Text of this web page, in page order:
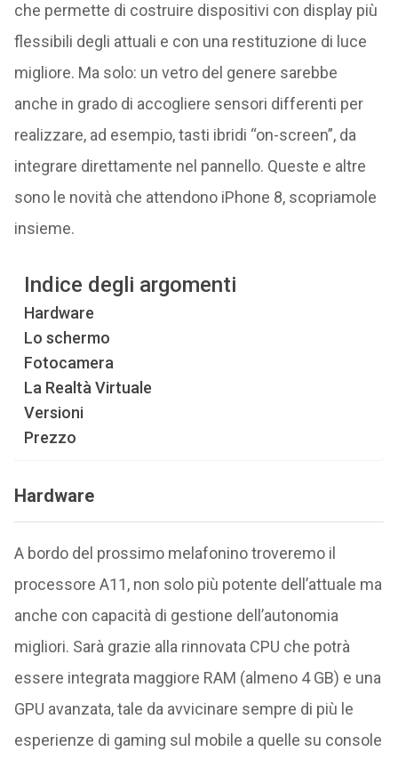
che permette di costruire dispositivi con display più
flessibili degli attuali e con una restituzione di luce
migliore. Ma solo: un vetro del genere sarebbe
anche in grado di accogliere sensori differenti per
realizzare, ad esempio, tasti ibridi “on-screen”, da
integrare direttamente nel pannello. Queste e altre
sono le novità che attendono iPhone 8, scopriamole
insieme.
Indice degli argomenti
Hardware
Lo schermo
Fotocamera
La Realtà Virtuale
Versioni
Prezzo
Hardware
A bordo del prossimo melafonino troveremo il
processore A11, non solo più potente dell’attuale ma
anche con capacità di gestione dell’autonomia
migliori. Sarà grazie alla rinnovata CPU che potrà
essere integrata maggiore RAM (almeno 4 GB) e una
GPU avanzata, tale da avvicinare sempre di più le
esperienze di gaming sul mobile a quelle su console